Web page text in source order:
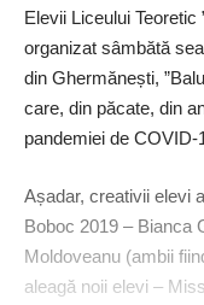
Elevii Liceului Teoretic
organizat sâmbătă
din Ghermănești,
care, din păcate, din
pandemiei de COVID-
Așadar, creativii elevi
Boboc 2019 – Bianca
Moldoveanu (ambii
aleagă noii elevi –